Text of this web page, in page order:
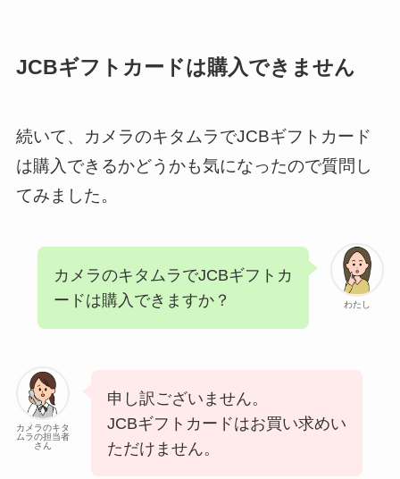
JCBギフトカードは購入できません
続いて、カメラのキタムラでJCBギフトカード
は購入できるかどうかも気になったので質問し
てみました。
わたし
カメラのキタムラでJCBギフトカ
ードは購入できますか？
カメラのキタ
ムラの担当者
さん
申し訳ございません。
JCBギフトカードはお買い求めい
ただけません。